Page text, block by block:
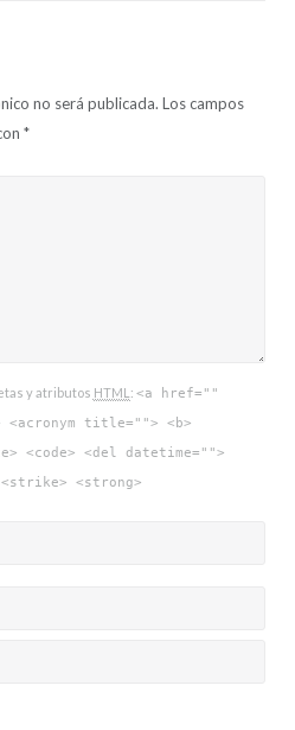
no será publicada. Los campos
*
y atributos HTML : <a href=""
title=""> <b>
<code> <del datetime="">
<strong>